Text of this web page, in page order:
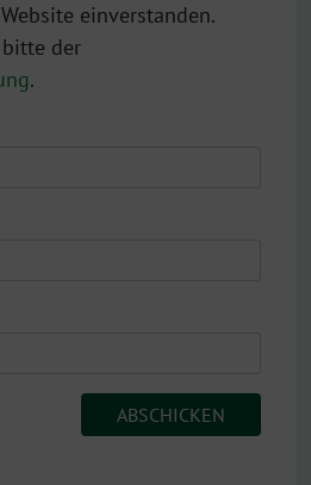
einverstanden.
der
.